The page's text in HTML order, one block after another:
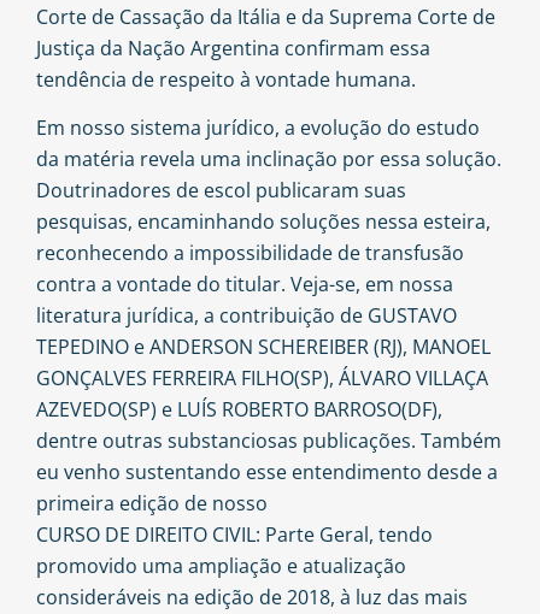
Corte de Cassação da Itália e da Suprema Corte de
Justiça da Nação Argentina confirmam essa
tendência de respeito à vontade humana.
Em nosso sistema jurídico, a evolução do estudo
da matéria revela uma inclinação por essa solução.
Doutrinadores de escol publicaram suas
pesquisas, encaminhando soluções nessa esteira,
reconhecendo a impossibilidade de transfusão
contra a vontade do titular. Veja-se, em nossa
literatura jurídica, a contribuição de GUSTAVO
TEPEDINO e ANDERSON SCHEREIBER (RJ), MANOEL
GONÇALVES FERREIRA FILHO(SP), ÁLVARO VILLAÇA
AZEVEDO(SP) e LUÍS ROBERTO BARROSO(DF),
dentre outras substanciosas publicações. Também
eu venho sustentando esse entendimento desde a
primeira edição de nosso
CURSO DE DIREITO CIVIL: Parte Geral, tendo
promovido uma ampliação e atualização
consideráveis na edição de 2018, à luz das mais